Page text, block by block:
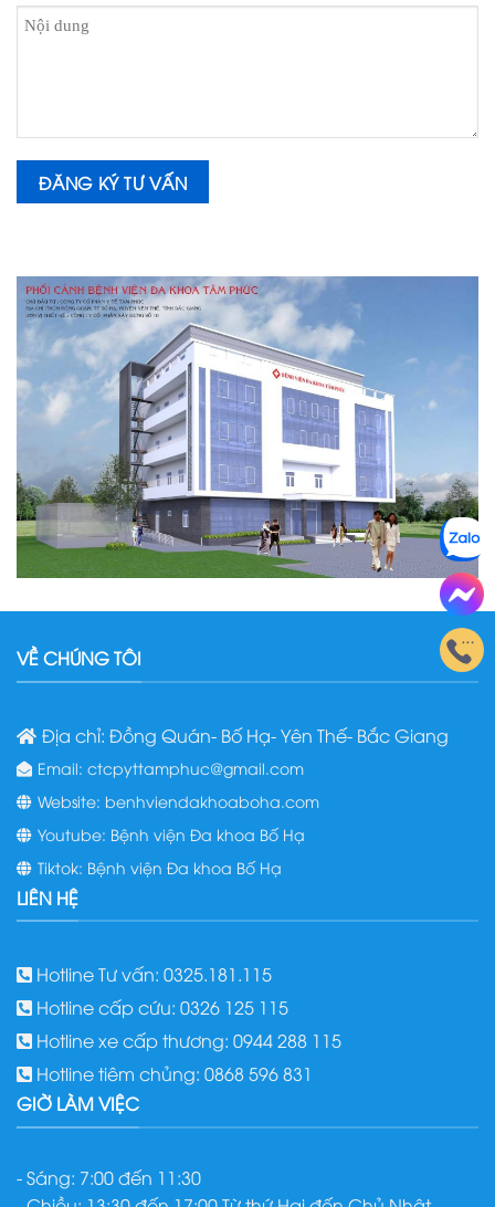
VỀ CHÚNG TÔI
Địa chỉ: Đồng Quán- Bố Hạ- Yên Thế- Bắc Giang
Email: ctcpyttamphuc@gmail.com
Website: benhviendakhoaboha.com
Youtube: Bệnh viện Đa khoa Bố Hạ
Tiktok: Bệnh viện Đa khoa Bố Hạ
LIÊN HỆ
Hotline Tư vấn: 0325.181.115
Hotline cấp cứu: 0326 125 115
Hotline xe cấp thương: 0944 288 115
Hotline tiêm chủng: 0868 596 831
GIỜ LÀM VIỆC
- Sáng: 7:00 đến 11:30